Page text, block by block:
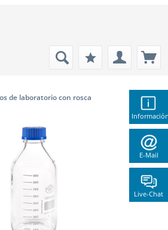
E-Mail
Live-Chat
de laboratorio con rosca